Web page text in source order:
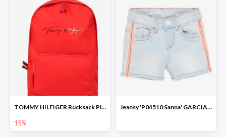
TOMMY HILFIGER Rucksack Plecak -15%
15%
Jeansy 'P04510 Sanna' GARCIA -69%